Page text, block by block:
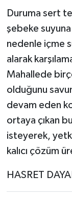
Duruma sert
şebeke suyuna
nedenle içme
alarak
Mahallede
olduğunu
devam eden
ortaya çıkan
isteyerek,
kalıcı çözüm
HASRET